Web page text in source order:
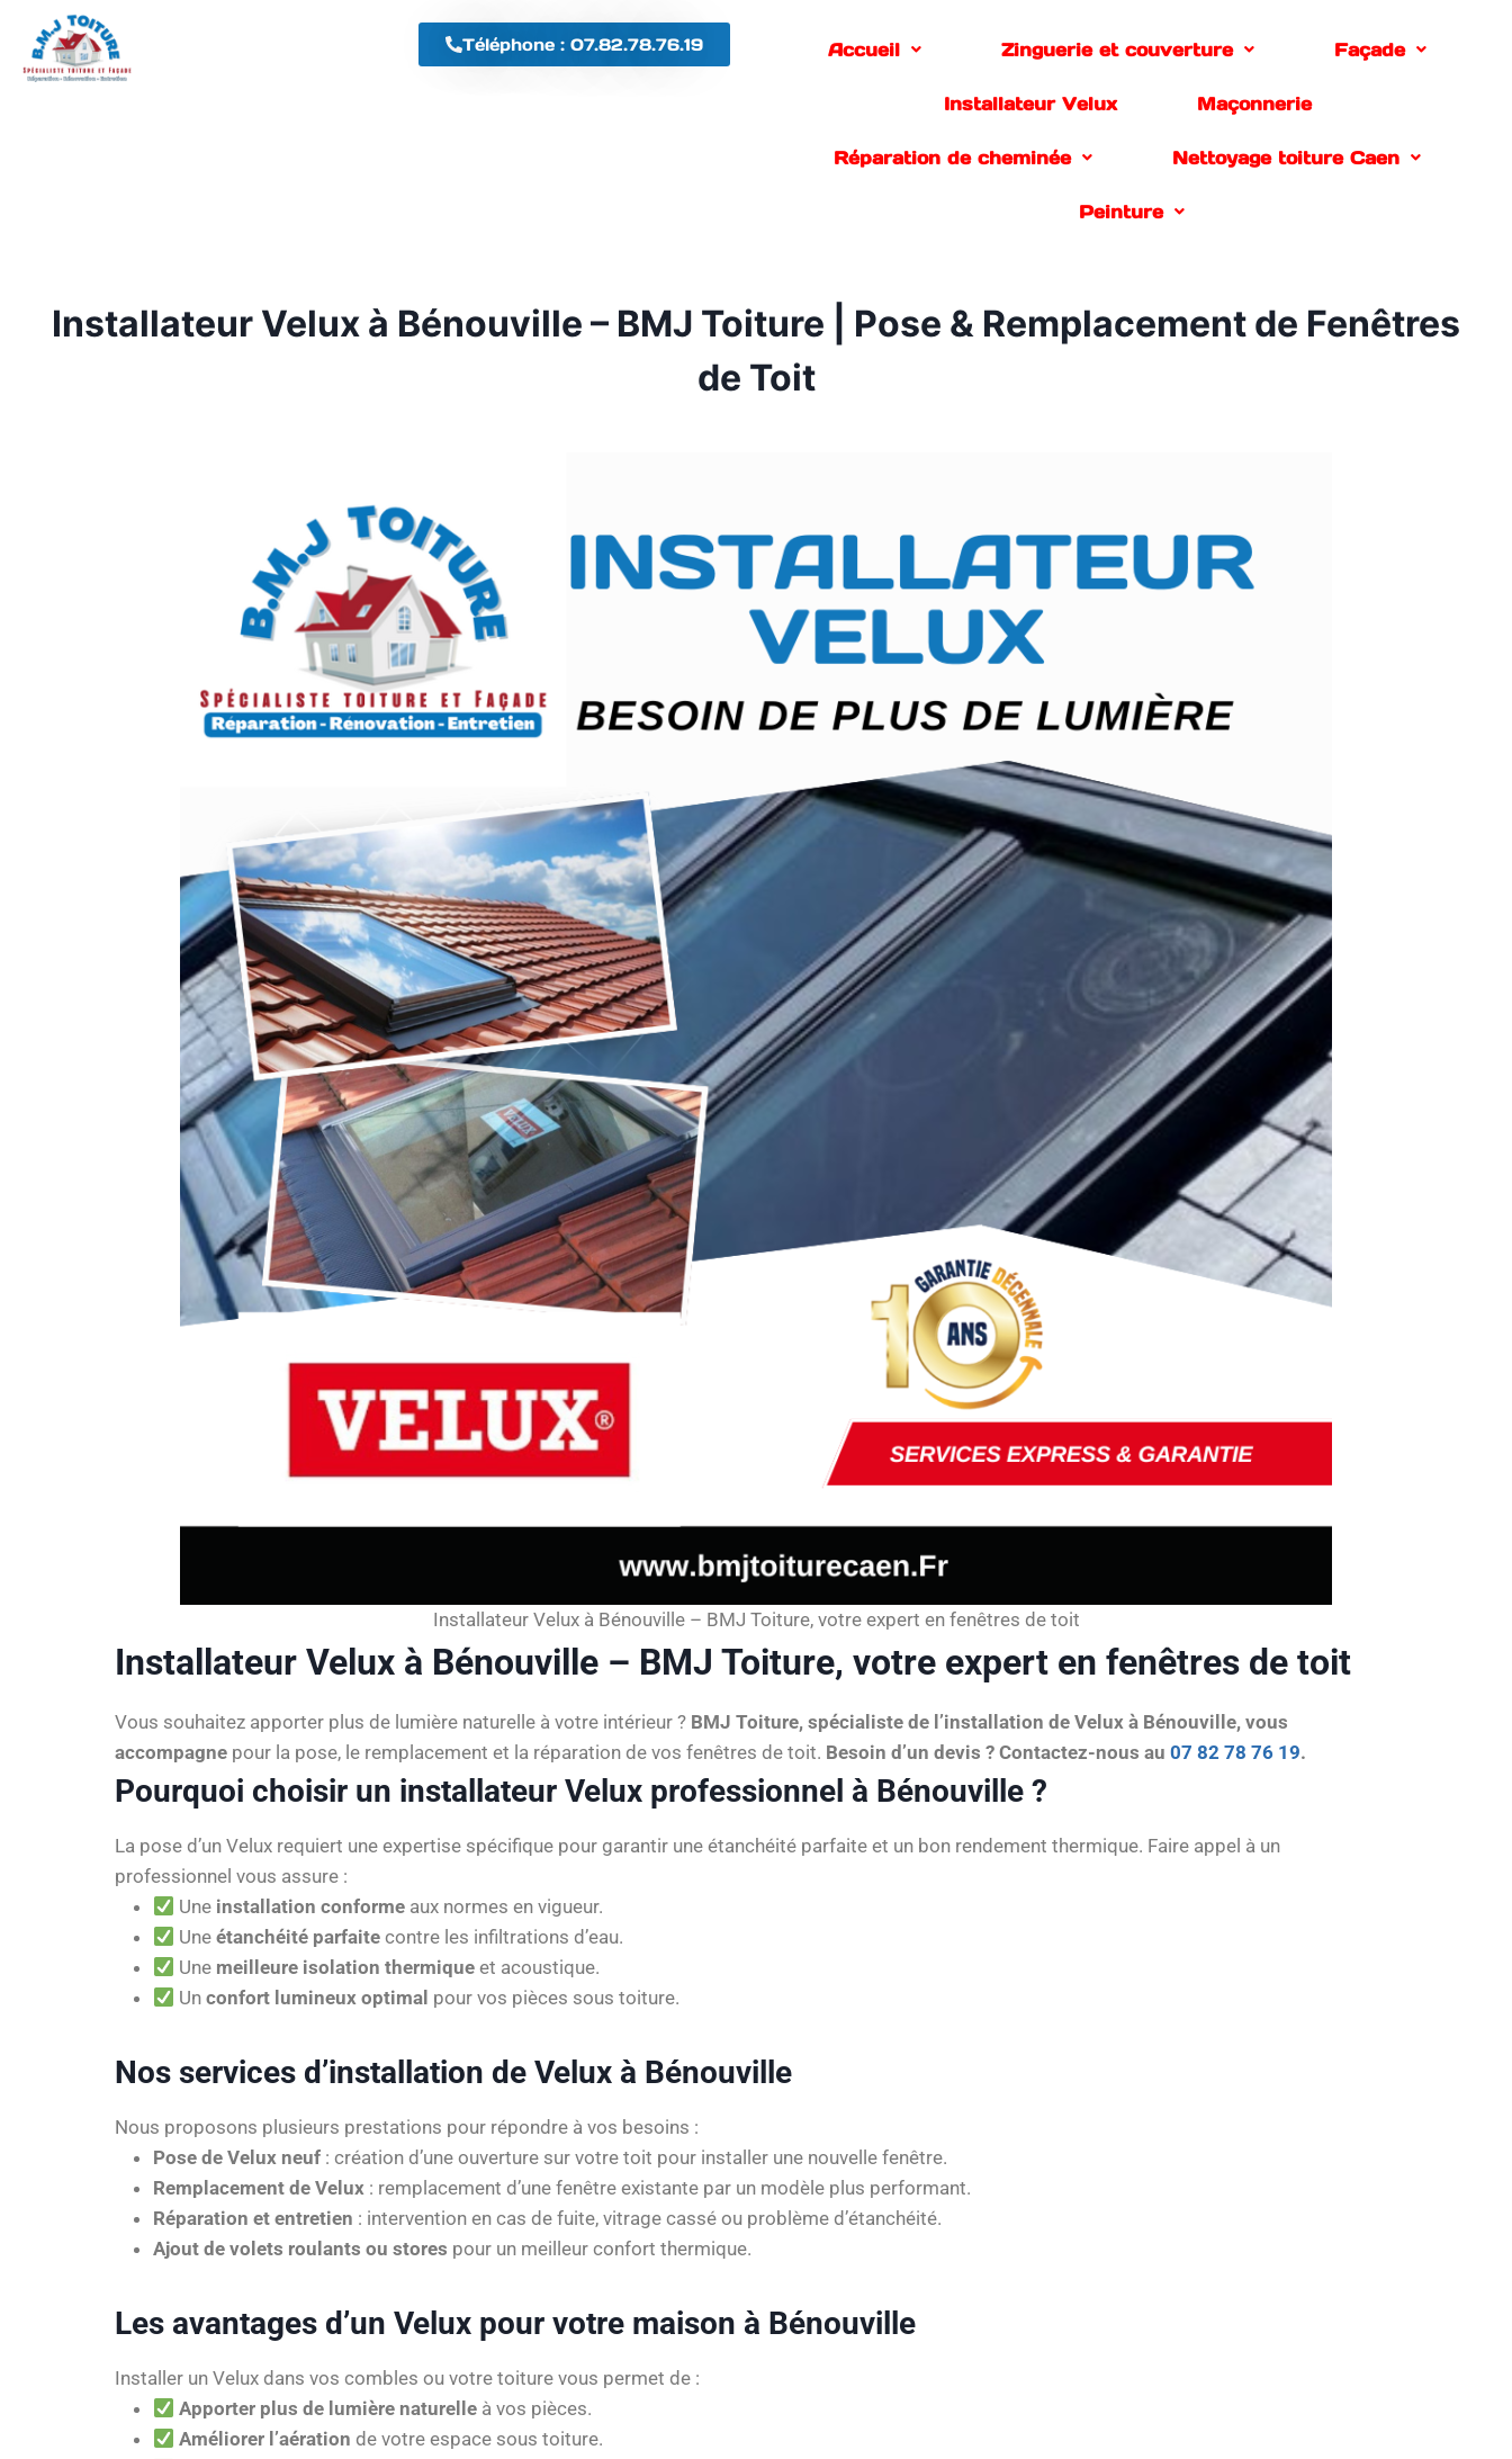
Téléphone : 07.82.78.76.19 Accueil Zinguerie et couverture Façade
Installateur Velux Maçonnerie
Réparation de cheminée Nettoyage toiture Caen
Peinture
Installateur Velux à Bénouville – BMJ Toiture | Pose & Remplacement de Fenêtres
de Toit
Installateur Velux à Bénouville – BMJ Toiture, votre expert en fenêtres de toit
Installateur Velux à Bénouville – BMJ Toiture, votre expert en fenêtres de toit
Vous souhaitez apporter plus de lumière naturelle à votre intérieur ? BMJ Toiture, spécialiste de l’installation de Velux à Bénouville, vous
accompagne pour la pose, le remplacement et la réparation de vos fenêtres de toit. Besoin d’un devis ? Contactez-nous au 07 82 78 76 19.
Pourquoi choisir un installateur Velux professionnel à Bénouville ?
La pose d’un Velux requiert une expertise spécifique pour garantir une étanchéité parfaite et un bon rendement thermique. Faire appel à un
professionnel vous assure :
Une installation conforme aux normes en vigueur.
Uneétanchéité parfaite contre les infiltrations d’eau.
Une meilleure isolation thermique et acoustique.
Unconfort lumineux optimal pour vos pièces sous toiture.
Nos services d’installation de Velux à Bénouville
Nous proposons plusieurs prestations pour répondre à vos besoins :
Pose de Velux neuf : création d’une ouverture sur votre toit pour installer une nouvelle fenêtre.
Remplacement de Velux : remplacement d’une fenêtre existante par un modèle plus performant.
Réparation et entretien : intervention en cas de fuite, vitrage cassé ou problème d’étanchéité.
Ajout de volets roulants ou stores pour un meilleur confort thermique.
Les avantages d’un Velux pour votre maison à Bénouville
Installer un Velux dans vos combles ou votre toiture vous permet de :
Apporter plus de lumière naturelle à vos pièces.
Améliorer l’aération de votre espace sous toiture.